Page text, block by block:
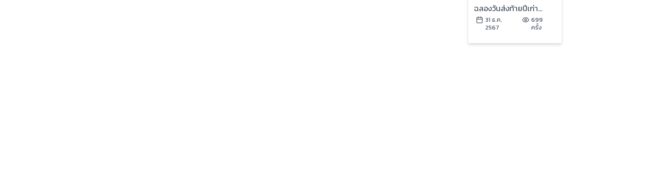
ฉลองวันส่งท้ายปีเก่า
ต้อนรับปีใหม่ | บุญชงสง
ตอบ
31 ธ.ค.
2567
699
ครั้ง